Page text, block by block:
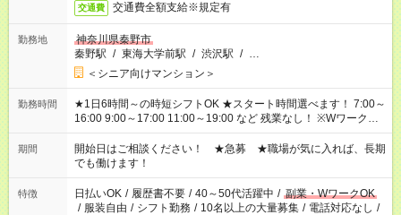
交通費 交通費全額支給※規定有
勤務地
神奈川県秦野市
秦野駅 / 東海大学前駅 / 渋沢駅 / …
＜シニア向けマンション＞
勤務時間
★1日6時間～の時短シフトOK ★スタート時間選べます！ 7:00～
16:00 9:00～17:00 11:00～19:00 など 残業なし！ ※Wワークの
場合、他のお仕事と合わせ週40時間超の就業はご案内できませ
ん ※法令に基づき、週20時間以上勤務は社会保険への加入対象
となります ※労働者派遣法（日雇い派遣の原則禁止）により、
短時間・短期間の就業はご案内が難しい場合があります
期間
開始日はご相談ください！ ★急募 ★職場が気に入れば、長期
でも働けます！
特徴 日払いOK / 履歴書不要 / 40～50代活躍中 / 副業・WワークOK
/ 服装自由 / シフト勤務 / 10名以上の大量募集 / 電話対応なし /